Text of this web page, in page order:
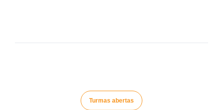
Turmas abertas